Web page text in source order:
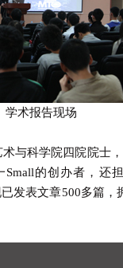
学术报告现场
科学院四院院士，
的创办者，还担
发表文章500多篇